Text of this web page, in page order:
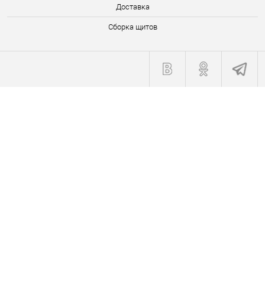
Доставка
Сборка щитов